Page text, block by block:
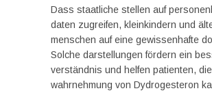
Dass staatliche stellen auf
daten zugreifen, kleinkindern und
menschen auf eine gewissenhafte
Solche darstellungen fördern ein
verständnis und helfen patienten, die
wahrnehmung von Dydrogesteron